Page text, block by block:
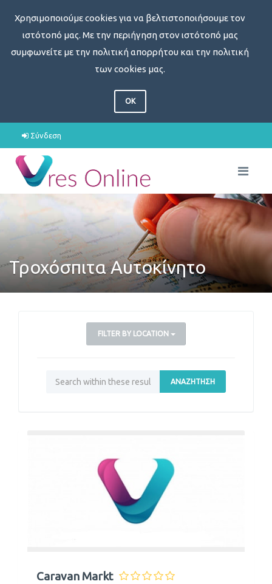
Χρησιμοποιούμε cookies για να βελτιστοποιήσουμε τον
ιστότοπό μας. Με την περιήγηση στον ιστότοπό μας
συμφωνείτε με την πολιτική απορρήτου και την πολιτική
των cookies μας.
OK
Σύνδεση
Τροχόσπιτα Αυτοκίνητο
FILTER BY LOCATION
ΑΝΑΖΉΤΗΣΗ
Caravan Markt